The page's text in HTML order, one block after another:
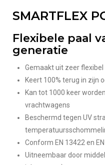
SMARTFLEX
Flexibele paal
generatie
Gemaakt uit zeer
Keert 100% terug in zijn
Kan tot 1000 keer
vrachtwagens
Beschermd tegen UV
Conform EN 13422 en
Uitneembaar door